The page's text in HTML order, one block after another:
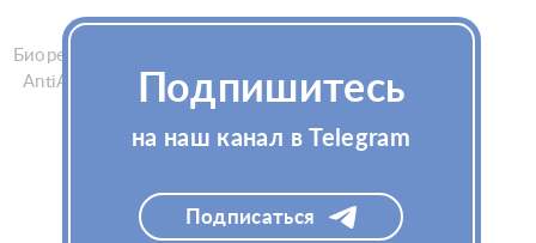
Биоревитализант French HA
AntiAge 1x5мл (Френч HAПодпишитесь
на наш канал в Telegram
Подписаться